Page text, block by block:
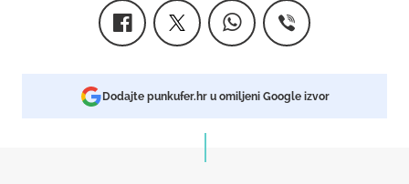
Dodajte punkufer.hr u omiljeni Google izvor